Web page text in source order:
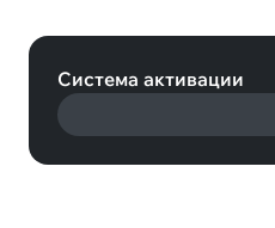
Система активации